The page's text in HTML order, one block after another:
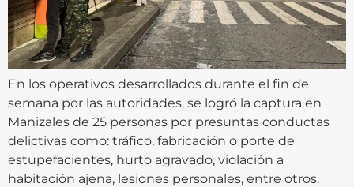
En los operativos desarrollados durante el fin de
semana por las autoridades, se logró la captura en
Manizales de 25 personas por presuntas conductas
delictivas como: tráfico, fabricación o porte de
estupefacientes, hurto agravado, violación a
habitación ajena, lesiones personales, entre otros.